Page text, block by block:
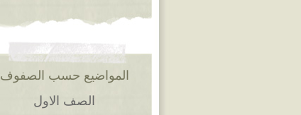
المواضيع حسب الصفوف
الصف الاول